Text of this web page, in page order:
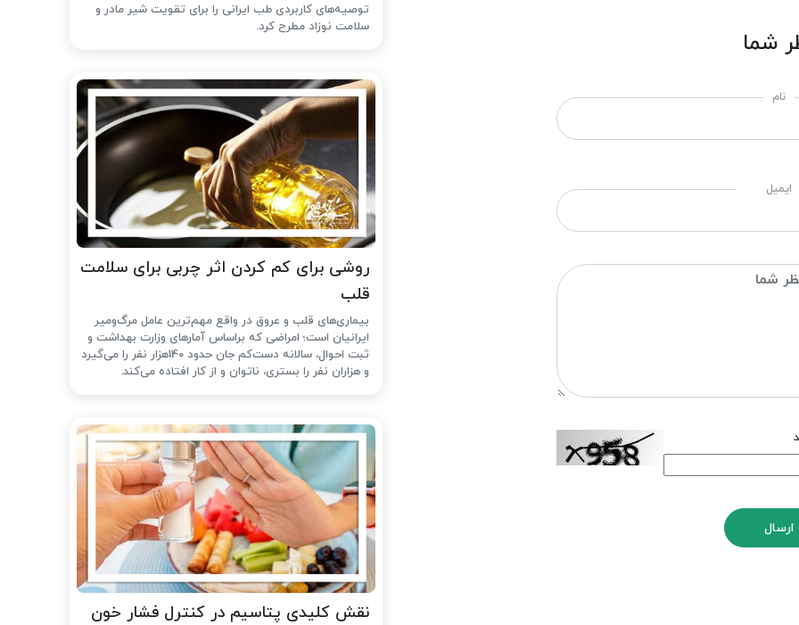
شما
نام
ایمیل
ارسال
توصیه‌های کاربردی طب ایرانی را برای تقویت شیر مادر و
سلامت نوزاد مطرح کرد.
روشی برای کم کردن اثر چربی برای سلامت
قلب
بیماری‌های قلب و عروق در واقع مهم‌ترین عامل مرگ‌ومیر
ایرانیان است؛ امراضی که براساس آمارهای وزارت بهداشت و
ثبت احوال، سالانه دست‌کم جان حدود 140هزار نفر را می‌گیرد
و هزاران نفر را بستری، ناتوان و از کار افتاده می‌کند.
نقش کلیدی پتاسیم در کنترل فشار خون